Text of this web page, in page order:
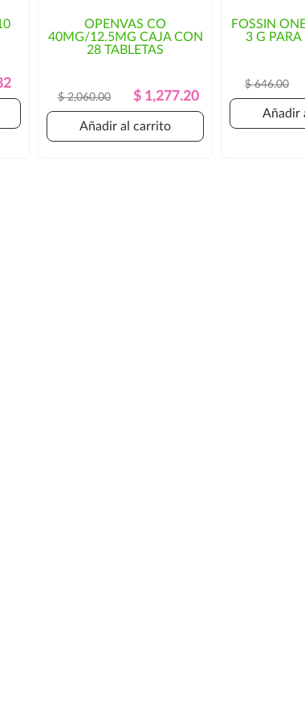
parte del cliente.
OPENVAS CO
40MG/12.5MG CAJA CON
28 TABLETAS
Precio
Regular
$ 2,060.00 Precio
$ 1,277.20
Añadir al carrito
FOSSIN
3 G PARA
$ 646.00
Añadir